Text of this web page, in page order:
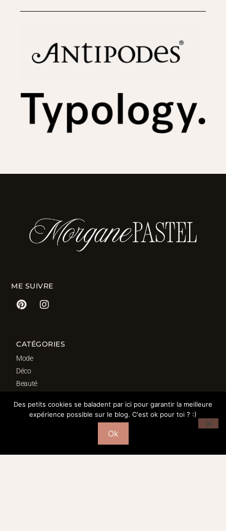
ME SUIVRE
CATÉGORIES
Mode
Déco
Beauté
Bordeaux
Des petits cookies se baladent par ici pour garantir la meilleure
expérience possible sur le blog. C'est ok pour toi ? :)
Ok